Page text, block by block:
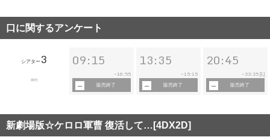
口に関するアンケート
シアター 3
89分
09:15
~10:55
販売終了
13:35
~15:15
販売終了
20:45
~ 22:25 [L]
販売終了
新劇場版☆ケロロ軍曹 復活して…[4DX2D]